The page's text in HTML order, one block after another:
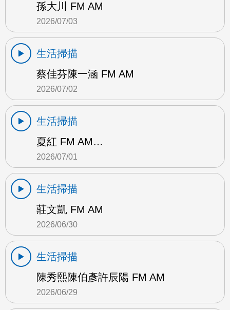
孫大川 FM AM
2026/07/03
生活掃描
蔡佳芬陳一涵 FM AM
2026/07/02
生活掃描
夏紅 FM AM…
2026/07/01
生活掃描
莊文凱 FM AM
2026/06/30
生活掃描
陳秀熙陳伯彥許辰陽 FM AM
2026/06/29